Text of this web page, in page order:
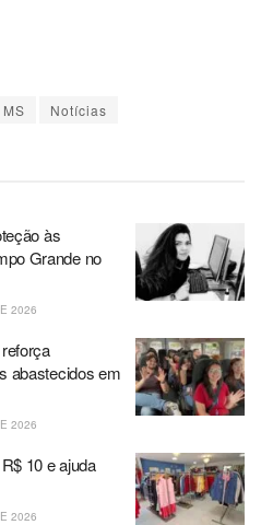
MS Notícias
às
Grande no
2026
abastecidos em
2026
10 e ajuda
2026